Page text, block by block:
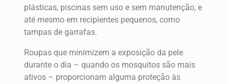
plásticas, piscinas sem uso e sem manutenção, e
até mesmo em recipientes pequenos, como
tampas de garrafas.
Roupas que minimizem a exposição da pele
durante o dia – quando os mosquitos são mais
ativos – proporcionam alguma proteção às